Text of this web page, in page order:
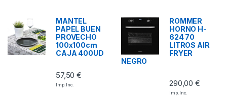
MANTEL
PAPEL BUEN
PROVECHO
100x100cm
CAJA 400UD
57,50€
Imp. Inc.
ROMMER
HORNO H-
624 70
LITROS AIR
FRYER
NEGRO
290,00€
Imp. Inc.